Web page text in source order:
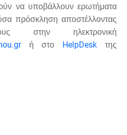
να υποβάλλουν ερωτήματα
πρόσκληση αποστέλλοντας
στην ηλεκτρονική
ή στο HelpDesk της